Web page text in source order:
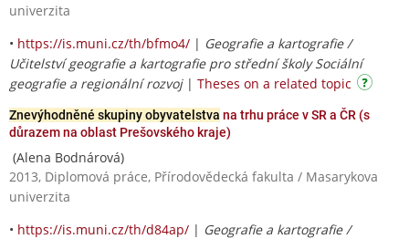
univerzita
• https://is.muni.cz/th/bfmo4/ | Geografie a kartografie /
Učitelství geografie a kartografie pro střední školy Sociální
geografie a regionální rozvoj| Theses on a related topic
Znevýhodněné skupiny obyvatelstva na trhu práce v SR a ČR (s
důrazem na oblast Prešovského kraje)
(Alena Bodnárová)
2013, Diplomová práce, Přírodovědecká fakulta / Masarykova
univerzita
• https://is.muni.cz/th/d84ap/ | Geografie a kartografie /